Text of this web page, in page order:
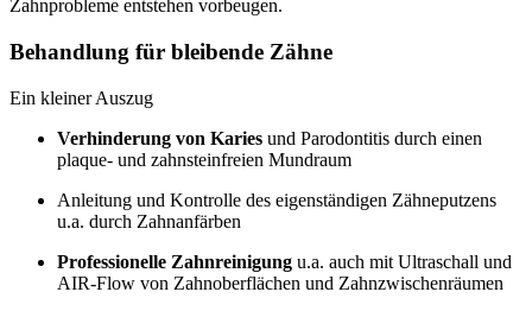
Zahnprobleme entstehen vorbeugen.
Behandlung für bleibende Zähne
Ein kleiner Auszug
Verhinderung von Karies und Parodontitis durch einen
plaque- und zahnsteinfreien Mundraum
Anleitung und Kontrolle des eigenständigen Zähneputzens
u.a. durch Zahnanfärben
Professionelle Zahnreinigung u.a. auch mit Ultraschall und
AIR-Flow von Zahnoberflächen und Zahnzwischenräumen